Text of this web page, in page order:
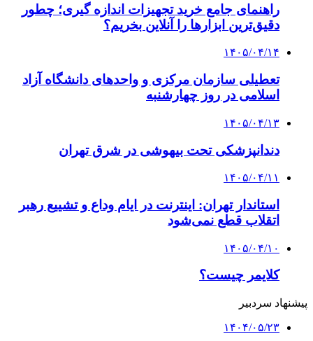
راهنمای جامع خرید تجهیزات اندازه گیری؛ چطور
دقیق‌ترین ابزارها را آنلاین بخریم؟
۱۴۰۵/۰۴/۱۴
تعطیلی سازمان مرکزی و واحدهای دانشگاه آزاد
اسلامی در روز چهارشنبه
۱۴۰۵/۰۴/۱۳
دندانپزشکی تحت بیهوشی در شرق تهران
۱۴۰۵/۰۴/۱۱
استاندار تهران: اینترنت در ایام وداع و تشییع رهبر
اتقلاب قطع نمی‌شود
۱۴۰۵/۰۴/۱۰
کلایمر چیست؟
پیشنهاد سردبیر
۱۴۰۴/۰۵/۲۳